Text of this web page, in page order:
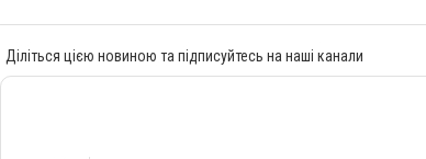
Діліться цією новиною та підписуйтесь на наші канали